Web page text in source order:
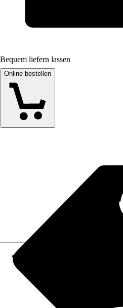
Bequem liefern lassen
Online bestellen